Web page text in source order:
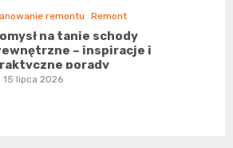
remontu Remont
na tanie schody
– inspiracje i
porady
15 lipca 2026